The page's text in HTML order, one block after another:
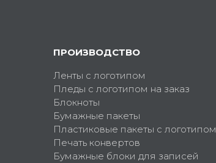
ПРОИЗВОДСТВО
Ленты с логотипом
Пледы с логотипом на заказ
Блокноты
Бумажные пакеты
Пластиковые пакеты с логотипом
Печать конвертов
Бумажные блоки для записей